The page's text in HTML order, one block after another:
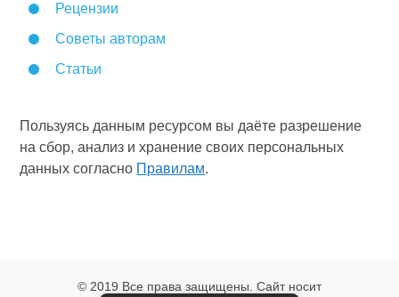
Рецензии
Советы авторам
Статьи
Пользуясь данным ресурсом вы даёте разрешение
на сбор, анализ и хранение своих персональных
данных согласно Правилам.
© 2019 Все права защищены. Сайт носит